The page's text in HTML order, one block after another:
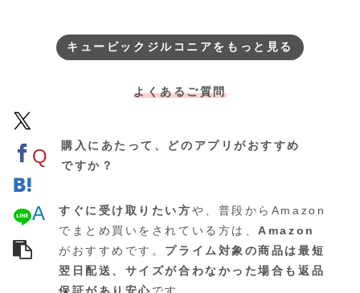
キュービックジルコニアをもっと見る
よくあるご質問
Q
購入にあたって、どのアプリがおすすめ
ですか？
A すぐに受け取りたい方や、普段からAmazon
でまとめ買いをされている方は、Amazon
がおすすめです。 プライム対象の商品は最短
翌日配送、サイズが合わなかった場合も返品